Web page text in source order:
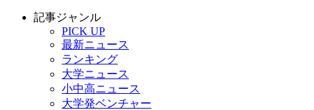
記事ジャンル
PICK UP
最新ニュース
ランキング
大学ニュース
小中高ニュース
大学発ベンチャー